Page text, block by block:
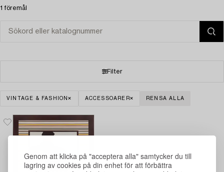
Genom att klicka på "acceptera alla" samtycker du till
lagring av cookies på din enhet för att förbättra
1 föremål
Filter
VINTAGE & FASHION ACCESSOARER RENSA ALLA